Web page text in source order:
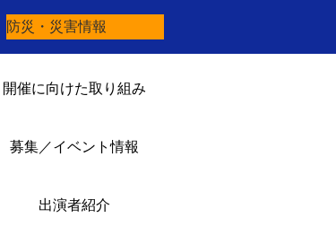
防災・災害情報
開催に向けた取り組み
募集／イベント情報
出演者紹介